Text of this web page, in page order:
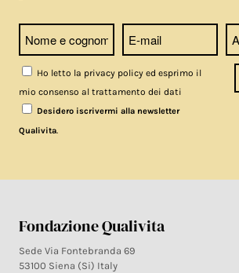
Ho letto la privacy policy ed esprimo il
mio consenso al trattamento dei dati
Desidero iscrivermi alla newsletter
Qualivita
Fondazione Qualivita
Sede Via Fontebranda 69
53100 Siena (Si) Italy